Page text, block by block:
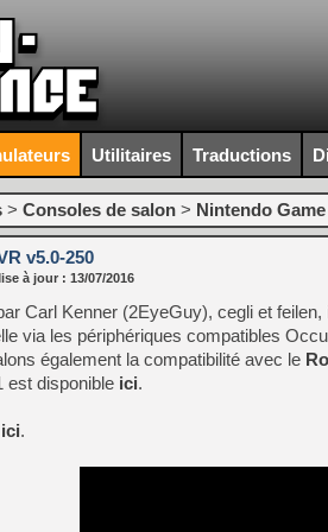
Utilitaires Traductions
> Consoles de salon > Nintendo
v5.0-250
à jour : 13/07/2016
Carl Kenner (2EyeGuy), cegli et
via les périphériques compatibles
également la compatibilité avec le
est disponible ici.
ici.